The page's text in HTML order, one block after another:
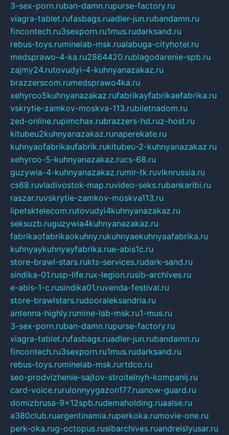
3-sex-porn.ruban-damn.rupurse-factory.ru
viagra-tablet.rufasbags.ruadler-jun.rubandamn.ru
fincontech.ru3sexporn.ru1mus.rudarksand.ru
rebus-toys.ruminelab-msk.rualabuga-cityhotel.ru
medsprawo-4-ka.ru2864420.rublagodarenie-spb.ru
zajmy24.rutovudyi-4-kuhnyanazakaz.ru
brazzerscom.rumedsprawo4ka.ru
xehyroo5kuhnyanazakaz.rufabrikayfabrikaefabrika.ru
vskrytie-zamkov-moskva-113.rubiletnadom.ru
zed-online.rupimchax.rubrazzers-hd.ruz-host.ru
kitubeu2kuhnyanazakaz.runaperekate.ru
kuhnyaofabrikaufabrik.rukitubeu-2-kuhnyanazakaz.ru
xehyroo-5-kuhnyanazakaz.rucs-68.ru
guzywia-4-kuhnyanazakaz.rumir-tk.ruvlknrussia.ru
cs68.ruvladivostok-map.ruvideo-seks.rubankaribi.ru
raszar.ruvskrytie-zamkov-moskva113.ru
lipetsktelecom.rutovudyi4kuhnyanazakaz.ru
seksuzb.ruguzywia4kuhnyanazakaz.ru
fabrikaofabrikaokuhny.rukuhnyaekuhnyaafabrika.ru
kuhnyaykuhnyayfabrika.rue-abis1c.ru
store-brawl-stars.rukts-services.rudark-sand.ru
sindika-01.rusp-life.rux-legion.rusib-archives.ru
e-abis-1-c.rusindika01.ruvenda-festival.ru
store-brawlstars.rudooraleksandria.ru
antenna-highly.rumine-lab-msk.ru1-mus.ru
3-sex-porn.ruban-damn.rupurse-factory.ru
viagra-tablet.rufasbags.ruadler-jun.rubandamn.ru
fincontech.ru3sexporn.ru1mus.rudarksand.ru
rebus-toys.ruminelab-msk.rurtdco.ru
seo-prodvizhenie-sajtov-stroitelnyh-kompanij.ru
card-voice.rurulonnyygazon177.rusnow-guard.ru
domizbrusa-9x12spb.rudemaholding.ruaalse.ru
a380club.ruargentinamia.ruperkoka.rumovie-one.ru
perk-oka.rug-octopus.rusibarchives.ruandreislyusar.ru